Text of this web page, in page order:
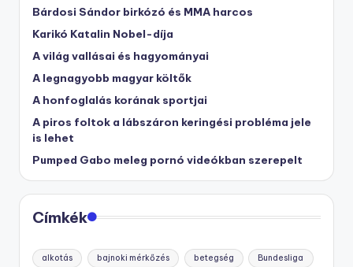
Bárdosi Sándor birkózó és MMA harcos
Karikó Katalin Nobel-díja
A világ vallásai és hagyományai
A legnagyobb magyar költők
A honfoglalás korának sportjai
A piros foltok a lábszáron keringési probléma jele
is lehet
Pumped Gabo meleg pornó videókban szerepelt
Címkék
alkotás bajnoki mérkőzés betegség Bundesliga